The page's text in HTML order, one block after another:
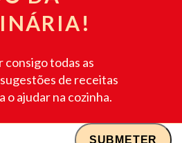
todas as
de receitas
o ajudar na cozinha.